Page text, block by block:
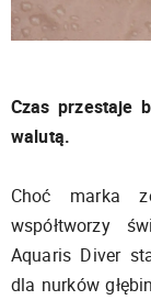
Czas przestaje
walutą.
Choć marka
współtworzy
Aquaris Diver
dla nurków